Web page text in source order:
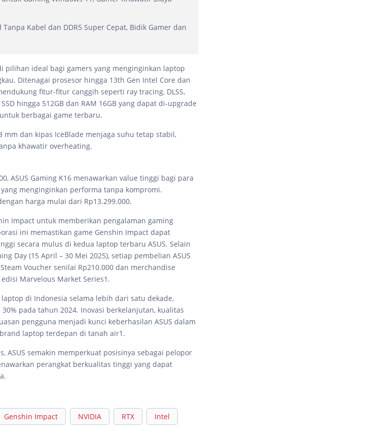
Kabel dan DDR5 Super Cepat, Bidik Gamer dan
pilihan ideal bagi gamers yang menginginkan laptop
Ditenagai prosesor hingga 13th Gen Intel Core dan
fitur-fitur canggih seperti ray tracing, DLSS,
hingga 512GB dan RAM 16GB yang dapat di-upgrade
berbagai game terbaru.
dan kipas IceBlade menjaga suhu tetap stabil,
khawatir overheating.
ASUS Gaming K16 menawarkan value tinggi bagi para
menginginkan performa tanpa kompromi.
harga mulai dari Rp13.299.000.
Impact untuk memberikan pengalaman gaming
ini memastikan game Genshin Impact dapat
secara mulus di kedua laptop terbaru ASUS. Selain
Day (15 April – 30 Mei 2025), setiap pembelian ASUS
Voucher senilai Rp210.000 dan merchandise
Marvelous Market Series1.
di Indonesia selama lebih dari satu dekade,
pada tahun 2024. Inovasi berkelanjutan, kualitas
pengguna menjadi kunci keberhasilan ASUS dalam
laptop terdepan di tanah air1.
ASUS semakin memperkuat posisinya sebagai pelopor
perangkat berkualitas tinggi yang dapat
Genshin Impact NVIDIA RTX Intel